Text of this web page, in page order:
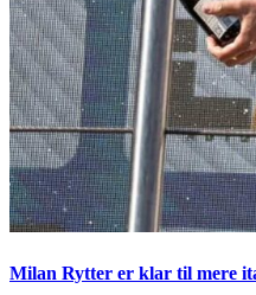
Milan Rytter er klar til mere